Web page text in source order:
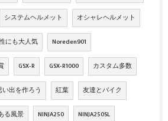
システムヘルメット オシャレヘルメット
にも大人気 Noreden901
GSX‐R GSX‐R1000 カスタム多数
い出を作ろう 紅葉 友達とバイク
る風景 NINJA250 NINJA250SL